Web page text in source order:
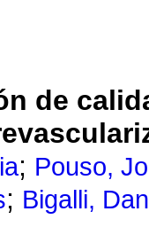
de
; Pouso,
; Bigalli,